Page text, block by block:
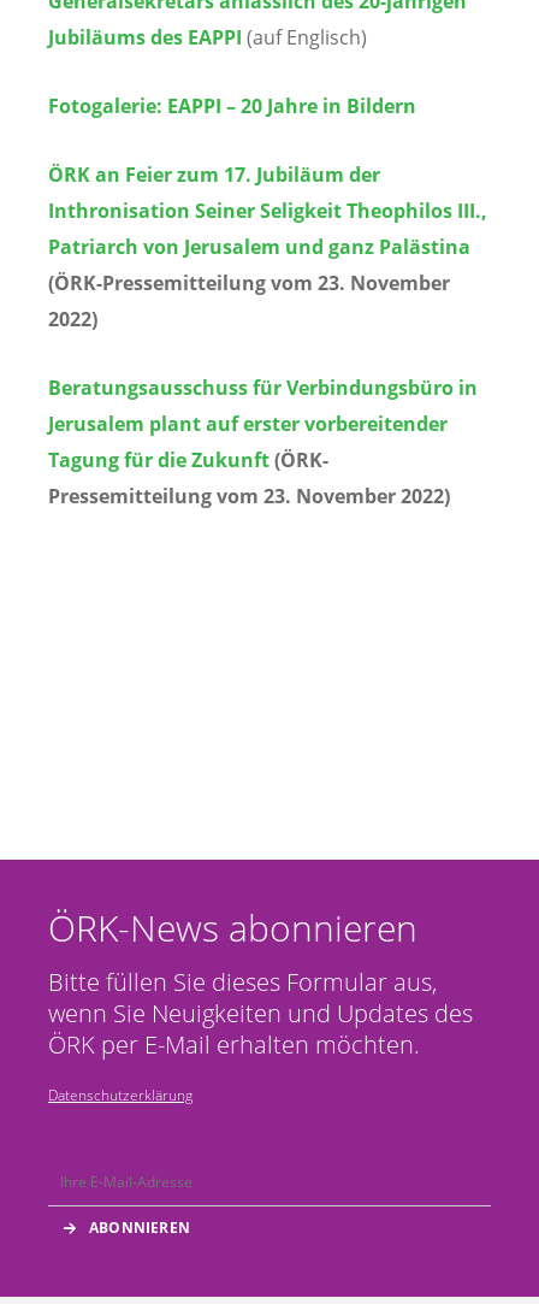
Jubiläums des EAPPI (auf Englisch)
Fotogalerie: EAPPI – 20 Jahre in Bildern
ÖRK an Feier zum 17. Jubiläum der
Inthronisation Seiner Seligkeit Theophilos III.,
Patriarch von Jerusalem und ganz Palästina
(ÖRK-Pressemitteilung vom 23. November
2022)
Beratungsausschuss für Verbindungsbüro in
Jerusalem plant auf erster vorbereitender
Tagung für die Zukunft(ÖRK-
Pressemitteilung vom 23. November 2022)
ÖRK-News abonnieren
Bitte füllen Sie dieses Formular aus,
wenn Sie Neuigkeiten und Updates des
ÖRK per E-Mail erhalten möchten.
Datenschutzerklärung